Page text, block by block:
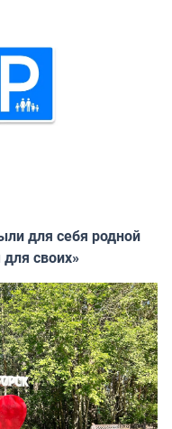
для себя родной
своих»